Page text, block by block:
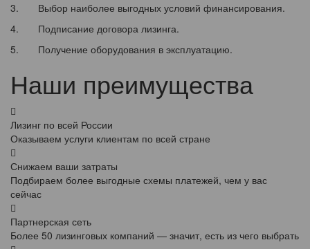
3. Выбор наиболее выгодных условий финансирования.
4. Подписание договора лизинга.
5. Получение оборудования в эксплуатацию.
Наши преимущества
Лизинг по всей России
Оказываем услуги клиентам по всей стране
Снижаем ваши затраты
Подбираем более выгодные схемы платежей, чем у вас
сейчас
Партнерская сеть
Более 50 лизинговых компаний — значит, есть из чего выбрать